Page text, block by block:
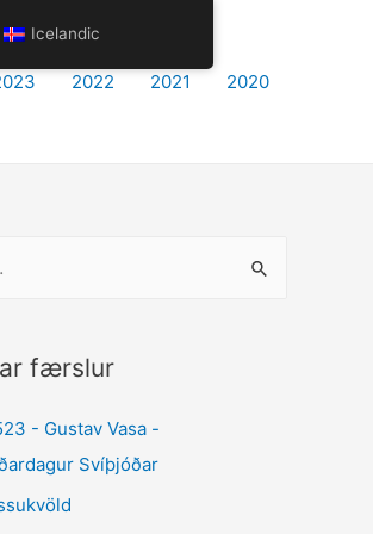
2022 2021 2020
færslur
- Gustav Vasa -
Svíþjóðar
Icelandic